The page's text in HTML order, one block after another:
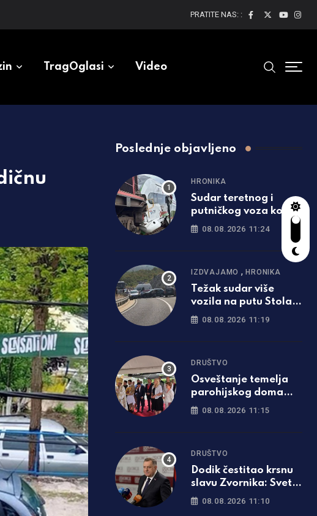
PRATITE NAS: :
TragOglasi Video
Poslednje objavljeno
HRONIKA
Sudar teretnog i
putničkog voza kod
Bjelovara: Ima
08.08.2026 11:24
IZDVAJAMO ,HRONIKA
Težak sudar više
vozila na putu Stolac
– Neum: Nekoliko
08.08.2026 11:19
DRUŠTVO
Osveštanje temelja
parohijskog doma
posvećenog kralju
Cvijanovićeva
08.08.2026 11:15
DRUŠTVO
Dodik čestitao krsnu
slavu Zvornika: Sveta
Petka Trnova simbol
08.08.2026 11:10